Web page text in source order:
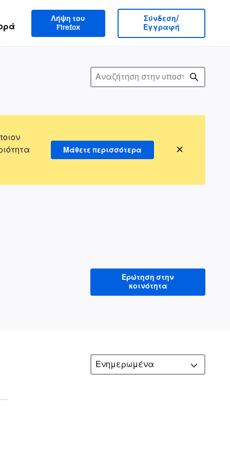
Λήψη του
Firefox
Σύνδεση/
Εγγραφή
Μάθετε περισσότερα
Ερώτηση στην
κοινότητα